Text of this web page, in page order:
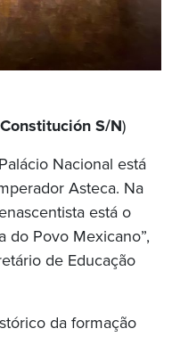
S/N)
Nacional está
Asteca. Na
está o
do Povo Mexicano”,
de Educação
da formação